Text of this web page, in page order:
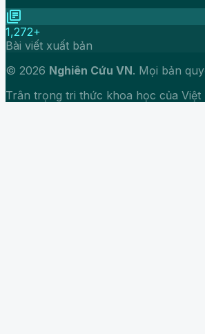
library_books
1,272+
Bài viết xuất bản
© 2026 Nghiên Cứu VN. Mọi bản
Trân trọng tri thức khoa học của Việt